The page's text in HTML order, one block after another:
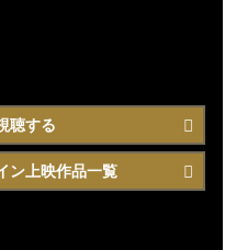
聴する
ン上映作品一覧